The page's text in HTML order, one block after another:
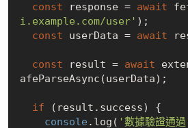
const response = await
i.example.com/user' );
const userData = await
const result = await
afeParseAsync(userData);
if (result.success) {
console .log( '數據驗證通